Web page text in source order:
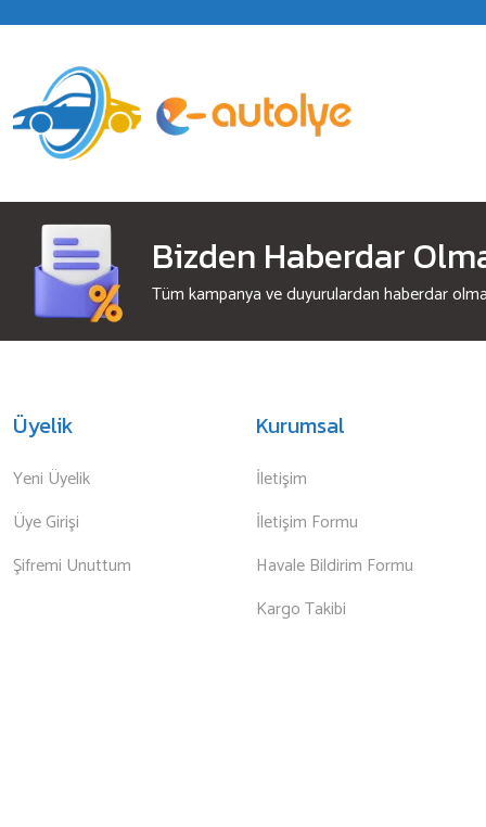
Bizden Haberdar
Tüm kampanya ve duyurulardan haberdar
Üyelik
Yeni Üyelik
Üye Girişi
Şifremi Unuttum
Kurumsal
İletişim
İletişim Formu
Havale Bildirim Formu
Kargo Takibi